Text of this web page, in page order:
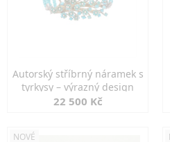
Autorský stříbrný náramek s
tyrkysy – výrazný design
22 500 Kč
NOVÉ